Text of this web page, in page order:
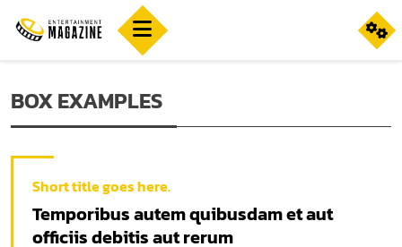
BOX EXAMPLES
Short title goes here.
Temporibus autem quibusdam et aut
officiis debitis aut rerum